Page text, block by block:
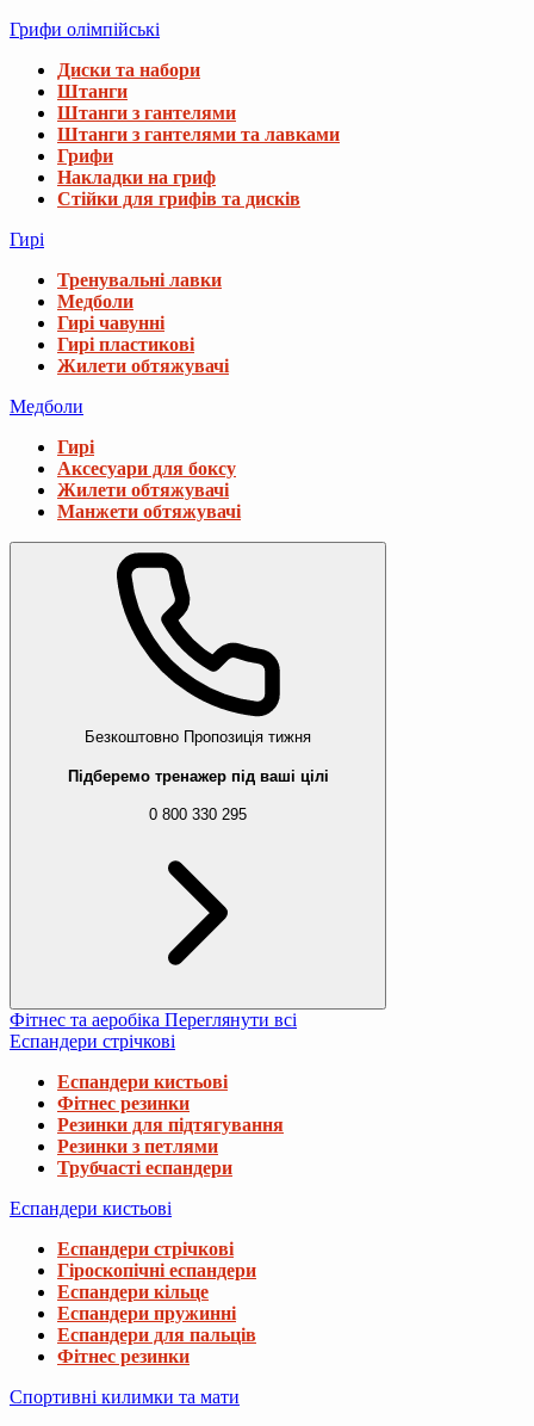
Грифи олімпійські
Диски та набори
Штанги
Штанги з гантелями
Штанги з гантелями та лавками
Грифи
Накладки на гриф
Стійки для грифів та дисків
Гирі
Тренувальні лавки
Медболи
Гирі чавунні
Гирі пластикові
Жилети обтяжувачі
Медболи
Гирі
Аксесуари для боксу
Жилети обтяжувачі
Манжети обтяжувачі
Безкоштовно Пропозиція тижня
Підберемо тренажер під ваші цілі
0 800 330 295
Фітнес та аеробіка Переглянути всі
Еспандери стрічкові
Еспандери кистьові
Фітнес резинки
Резинки для підтягування
Резинки з петлями
Трубчасті еспандери
Еспандери кистьові
Еспандери стрічкові
Гіроскопічні еспандери
Еспандери кільце
Еспандери пружинні
Еспандери для пальців
Фітнес резинки
Спортивні килимки та мати